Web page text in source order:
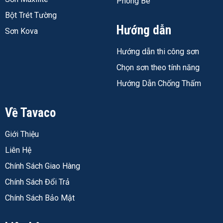
trước:không dùng được thay 48C cho tường ngoài
– polymer của ME4 được tối ưu cho môi trường nội
thất, không đủ chịu UV và kiềm cộng nhiệt ẩm thay đổi
tất cả tường trong nhà – phòng khách, ngủ,
bếp, toilet, hành lang có mái che không dính mưa hắt.
tường mặt tiền, tường hông, sân
thi công từng bước – Sơn Lót ME4
Sơn Lót Ngoại Thất Maxilite 48C
Chịu Kiềm Mạnh Và UV Ngoài Trời
48C là sơn lót ngoại thất chuyên dụng với hàm lượng
Bột Trét Tường
Sơn Kova
Hướng dẫn
Hướng dẫn thi công sơn
Chọn sơn theo tính năng
Hướng Dẫn Chống Thấm
Về Tavaco
Giới Thiệu
Liên Hệ
Chính Sách Giao Hàng
Chính Sách Đổi Trả
Chính Sách Bảo Mật